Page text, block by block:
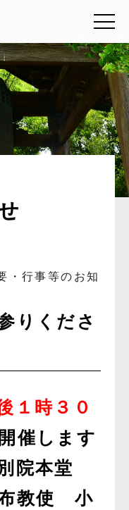
・行事等のお知
りくださ
１時３０
催します
院本堂
布教使 小